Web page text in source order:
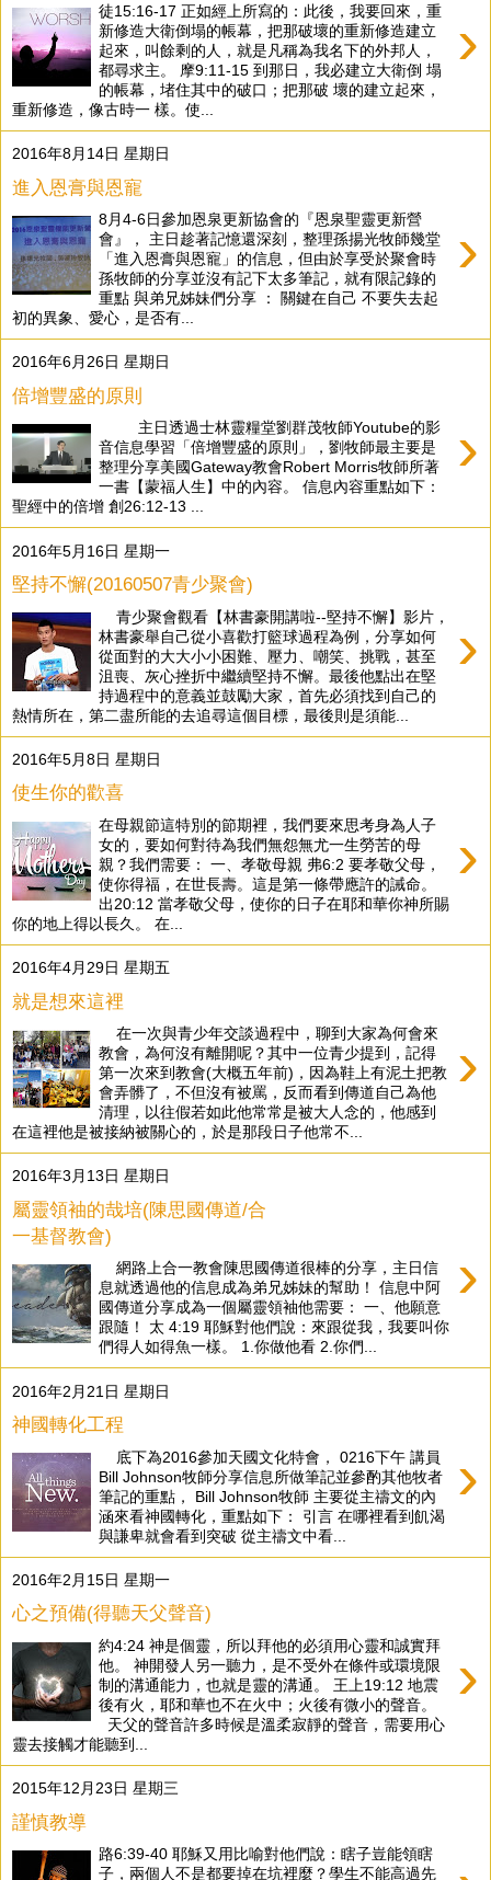
›
徒15:16-17 正如經上所寫的：此後，我要回來，重
新修造大衛倒塌的帳幕，把那破壞的重新修造建立
起來，叫餘剩的人，就是凡稱為我名下的外邦人，
都尋求主。 摩9:11-15 到那日，我必建立大衛倒 塌
的帳幕，堵住其中的破口；把那破 壞的建立起來，
重新修造，像古時一 樣。使...
2016年8月14日 星期日
進入恩膏與恩寵
›
8月4-6日參加恩泉更新協會的『恩泉聖靈更新營
會』， 主日趁著記憶還深刻，整理孫揚光牧師幾堂
「進入恩膏與恩寵」的信息，但由於享受於聚會時
孫牧師的分享並沒有記下太多筆記，就有限記錄的
重點 與弟兄姊妹們分享 ： 關鍵在自己 不要失去起
初的異象、愛心，是否有...
2016年6月26日 星期日
倍增豐盛的原則
›
主日透過士林靈糧堂劉群茂牧師Youtube的影
音信息學習「倍增豐盛的原則」，劉牧師最主要是
整理分享美國Gateway教會Robert Morris牧師所著
一書【蒙福人生】中的內容。 信息內容重點如下：
聖經中的倍增 創26:12-13 ...
2016年5月16日 星期一
堅持不懈(20160507青少聚會)
›
青少聚會觀看【林書豪開講啦--堅持不懈】影片，
林書豪舉自己從小喜歡打籃球過程為例，分享如何
從面對的大大小小困難、壓力、嘲笑、挑戰，甚至
沮喪、灰心挫折中繼續堅持不懈。最後他點出在堅
持過程中的意義並鼓勵大家，首先必須找到自己的
熱情所在，第二盡所能的去追尋這個目標，最後則是須能...
2016年5月8日 星期日
使生你的歡喜
›
在母親節這特別的節期裡，我們要來思考身為人子
女的，要如何對待為我們無怨無尤一生勞苦的母
親？我們需要： 一、孝敬母親 弗6:2 要孝敬父母，
使你得福，在世長壽。這是第一條帶應許的誡命。
出20:12 當孝敬父母，使你的日子在耶和華你神所賜
你的地上得以長久。 在...
2016年4月29日 星期五
就是想來這裡
›
在一次與青少年交談過程中，聊到大家為何會來
教會，為何沒有離開呢？其中一位青少提到，記得
第一次來到教會(大概五年前)，因為鞋上有泥土把教
會弄髒了，不但沒有被罵，反而看到傳道自己為他
清理，以往假若如此他常常是被大人念的，他感到
在這裡他是被接納被關心的，於是那段日子他常不...
2016年3月13日 星期日
屬靈領袖的哉培(陳思國傳道/合
一基督教會)
›
網路上合一教會陳思國傳道很棒的分享，主日信
息就透過他的信息成為弟兄姊妹的幫助！ 信息中阿
國傳道分享成為一個屬靈領袖他需要： 一、他願意
跟隨！ 太 4:19 耶穌對他們說：來跟從我，我要叫你
們得人如得魚一樣。 1.你做他看 2.你們...
2016年2月21日 星期日
神國轉化工程
›
底下為2016參加天國文化特會， 0216下午 講員
Bill Johnson牧師分享信息所做筆記並參酌其他牧者
筆記的重點， Bill Johnson牧師 主要從主禱文的內
涵來看神國轉化，重點如下： 引言 在哪裡看到飢渴
與謙卑就會看到突破 從主禱文中看...
2016年2月15日 星期一
心之預備(得聽天父聲音)
›
約4:24 神是個靈，所以拜他的必須用心靈和誠實拜
他。 神開發人另一聽力，是不受外在條件或環境限
制的溝通能力，也就是靈的溝通。 王上19:12 地震
後有火，耶和華也不在火中；火後有微小的聲音。
天父的聲音許多時候是溫柔寂靜的聲音，需要用心
靈去接觸才能聽到...
2015年12月23日 星期三
謹慎教導
路6:39-40 耶穌又用比喻對他們說：瞎子豈能領瞎
子，兩個人不是都要掉在坑裡麼？學生不能高過先